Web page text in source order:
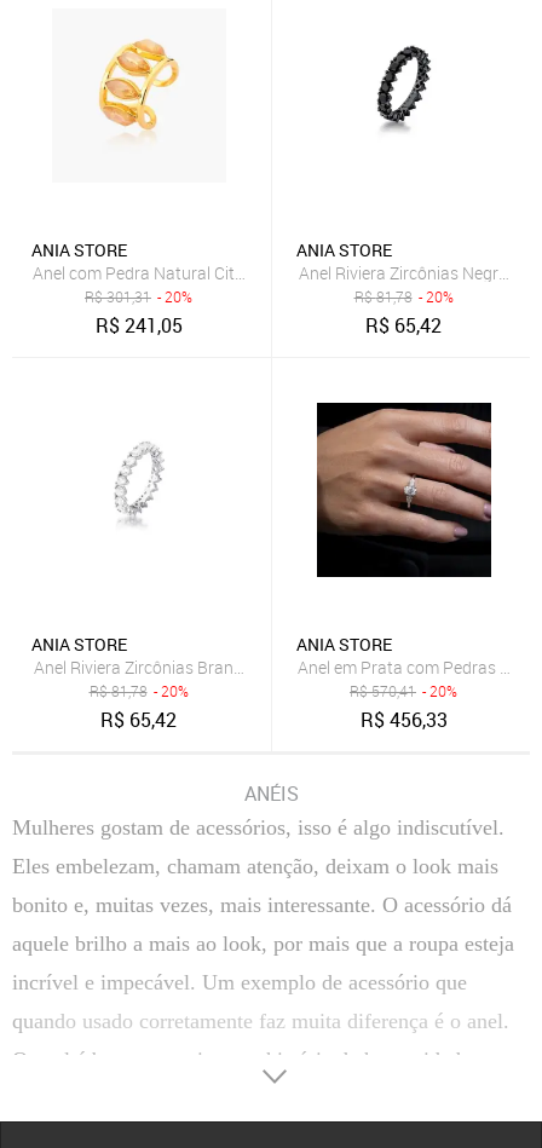
ANIA STORE
Anel com Pedra Natural Citrino Semijoia Banhado a Ouro 18k Ania
R$301,31 - 20%
R$241,05
ANIA STORE
Anel Riviera Zircônias Negras
R$81,78 - 20%
R$ 65,42
ANIA STORE
Anel Riviera Zircônias Brancas Banhado a Ródio Semijoia Ania Store
R$81,78 - 20%
R$ 65,42
ANIA STORE
Anel em Prata com Pedras
R$570,41 - 20%
R$456,33
ANÉIS
Mulheres gostam de acessórios, isso é algo indiscutível.
Eles embelezam, chamam atenção, deixam o look mais
bonito e, muitas vezes, mais interessante. O acessório dá
aquele brilho a mais ao look, por mais que a roupa esteja
incrível e impecável. Um exemplo de acessório que
quando usado corretamente faz muita diferença é o anel.
O anel é bastante curioso na história da humanidade.